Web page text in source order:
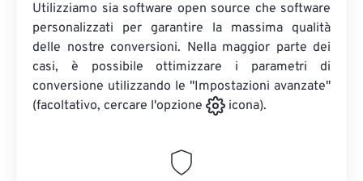
Utilizziamo sia software open source che software
personalizzati per garantire la massima qualità
delle nostre conversioni. Nella maggior parte dei
casi, è possibile ottimizzare i parametri di
conversione utilizzando le "Impostazioni avanzate"
(facoltativo, cercare l'opzione
icona).